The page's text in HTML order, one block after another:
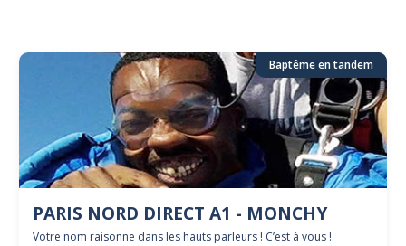
Baptême en tandem
PARIS NORD DIRECT A1 - MONCHY
Votre nom raisonne dans les hauts parleurs ! C’est à vous !